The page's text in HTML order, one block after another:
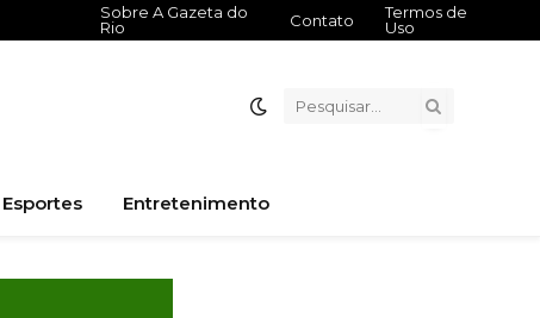
Sobre A Gazeta do
Rio
Contato
Termos de
Uso
Esportes Entretenimento